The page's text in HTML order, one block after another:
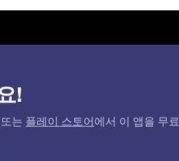
!
또는 플레이 스토어에서 이 앱을 무료